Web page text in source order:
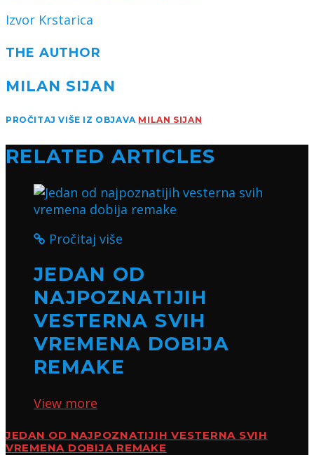
Izvor Krstarica
THE AUTHOR
MILAN SIJAN
PROČITAJ VIŠE IZ OBJAVA MILAN SIJAN
RELATED ARTICLES
Pročitaj više
JEDAN OD
NAJPOZNATIJIH
VESTERNA SVIH
VREMENA DOBIJA
REMAKE
View more
JEDAN OD NAJPOZNATIJIH VESTERNA SVIH
VREMENA DOBIJA REMAKE